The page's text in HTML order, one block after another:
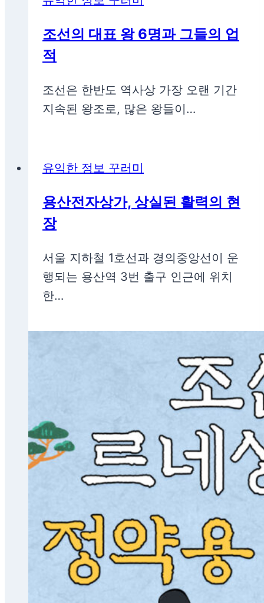
조선의 대표 왕 6명과 그들의 업
적
조선은 한반도 역사상 가장 오랜 기간
지속된 왕조로, 많은 왕들이…
유익한 정보 꾸러미
용산전자상가, 상실된 활력의 현
장
서울 지하철 1호선과 경의중앙선이 운
행되는 용산역 3번 출구 인근에 위치
한…